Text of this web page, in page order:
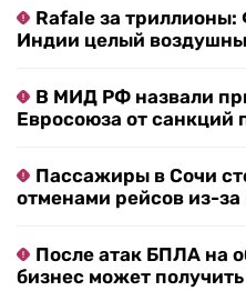
Rafale за триллионы:
Индии целый
В МИД РФ назвали
Евросоюза от санкций
Пассажиры в Сочи
отменами рейсов из-
После атак БПЛА на
бизнес может